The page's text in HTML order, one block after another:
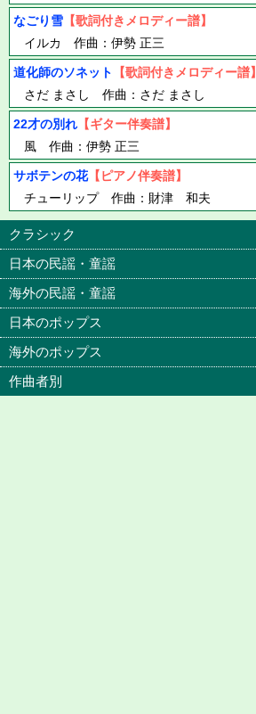
なごり雪 【歌詞付きメロディー譜】
イルカ 作曲：伊勢 正三
道化師のソネット
【歌詞付きメロディー譜】
さだ まさし 作曲：さだ まさし
22才の別れ 【ギター伴奏譜】
風 作曲：伊勢 正三
サボテンの花【ピアノ伴奏譜】
チューリップ 作曲：財津 和夫
クラシック
日本の民謡・童謡
海外の民謡・童謡
日本のポップス
海外のポップス
作曲者別